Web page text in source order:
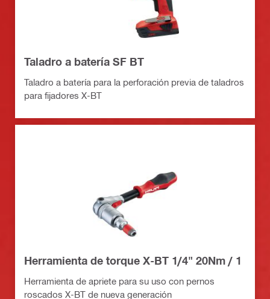
Taladro a batería SF BT
Taladro a batería para la perforación previa de taladros
para fijadores X-BT
Herramienta de torque X-BT 1/4" 20Nm / 1
Herramienta de apriete para su uso con pernos
roscados X-BT de nueva generación